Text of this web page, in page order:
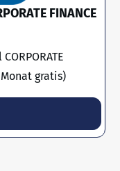
FINANCE
gratis)